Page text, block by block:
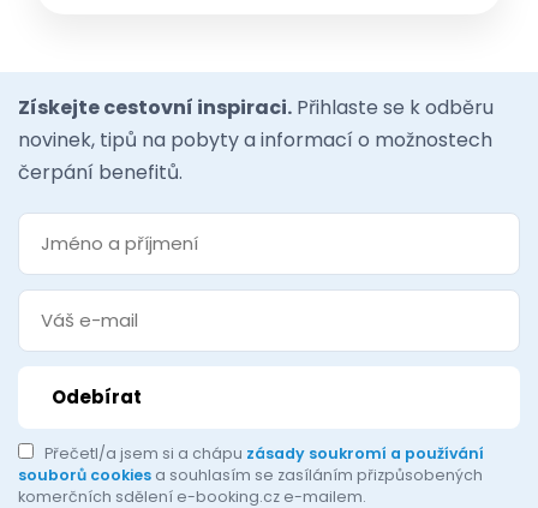
Získejte cestovní inspiraci. Přihlaste se k odběru
novinek, tipů na pobyty a informací o možnostech
čerpání benefitů.
Přečetl/a jsem si a chápu zásady soukromí a používání
souborů cookies a souhlasím se zasíláním přizpůsobených
komerčních sdělení e-booking.cz e-mailem.